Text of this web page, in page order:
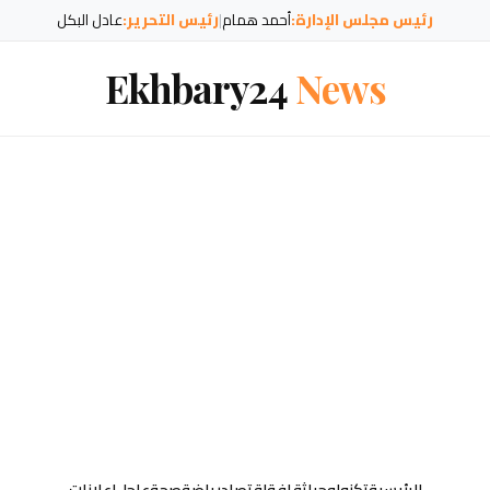
رئيس مجلس الإدارة:أحمد همام|رئيس التحرير:عادل البكل
Ekhbary24News